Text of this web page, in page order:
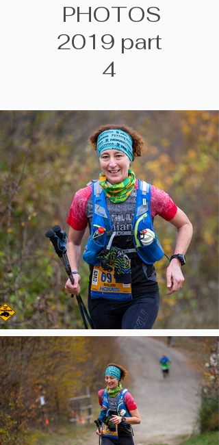
PHOTOS
2019 part
4